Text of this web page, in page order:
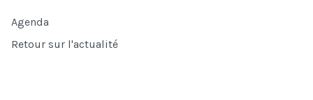
Agenda
Retour sur l'actualité